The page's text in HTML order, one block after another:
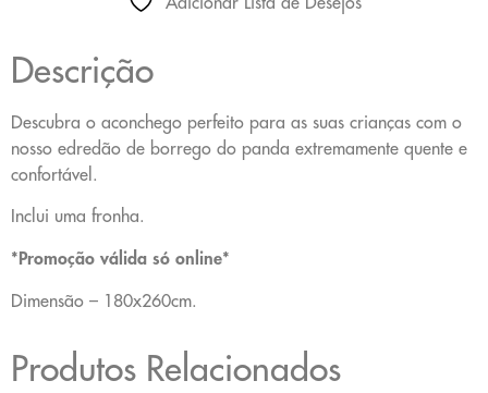
Descrição
Descubra o aconchego perfeito para as suas crianças com o
nosso edredão de borrego do panda extremamente quente e
confortável.
Inclui uma fronha.
*Promoção válida só online*
Dimensão – 180x260cm.
Produtos Relacionados